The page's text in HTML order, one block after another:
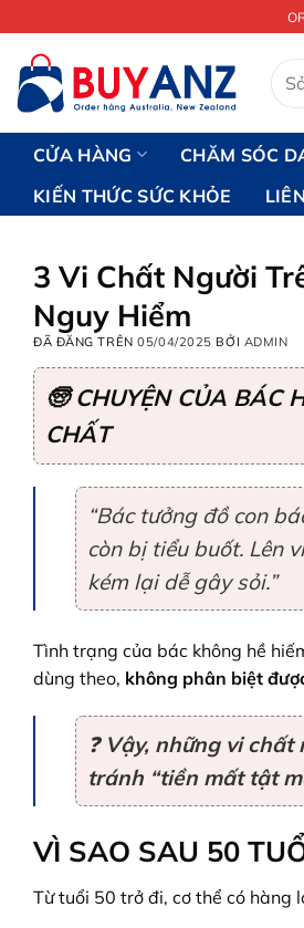
đến
nội
dung
kiếm:
CỬA HÀNG CHĂM SÓC
KIẾN THỨC SỨC KHỎE
3 Vi Chất Người
Nguy Hiểm
ĐÃ ĐĂNG TRÊN05/04/2025 BỞI ADMIN
🧓 CHUYỆN CỦA BÁC
CHẤT
“Bác tưởng đồ con
còn bị tiểu buốt. Lên
kém lại dễ gây sỏi.”
Tình trạng của bác không hề
dùng theo, không phân biệt
❓ Vậy, những vi chất
tránh “tiền mất tật
VÌ SAO SAU 50
Từ tuổi 50 trở đi, cơ thể có hàng